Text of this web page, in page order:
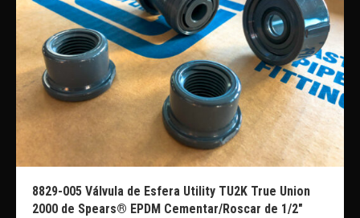
8829-005 Válvula de Esfera Utility TU2K True Union
2000 de Spears® EPDM Cementar/Roscar de 1/2″